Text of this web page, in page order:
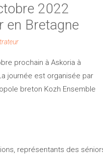
2022
en Bretagne
prochain à Askoria à
journée est organisée par
breton Kozh Ensemble
représentants des